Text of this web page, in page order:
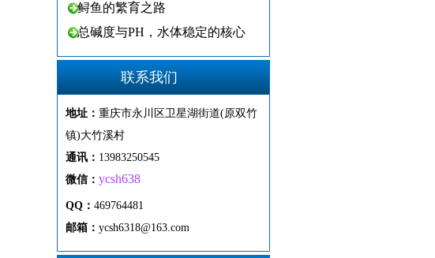
鲟鱼的繁育之路
总碱度与PH，水体稳定的核心
联系我们
地址： 重庆市永 川区卫星湖街道(原双竹
镇)大竹溪村
通讯 ： 13983250545
微信： ycsh638
QQ： 469764481
邮箱： ycsh6318@163.com